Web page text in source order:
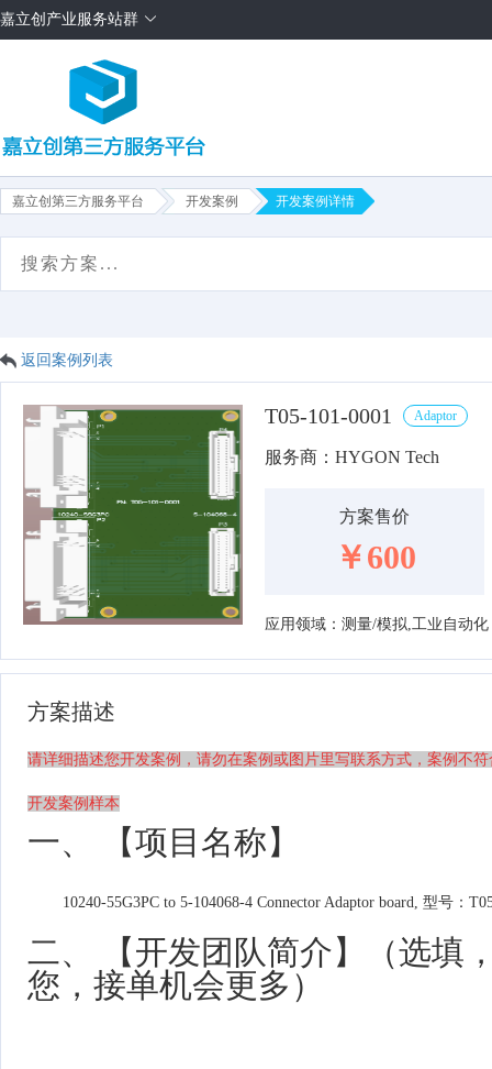
嘉立创产业服务站群
方案售卖
嘉立创第三方服务平台 开发案例 开发案例详情
返回案例列表
T05-101-0001 Adaptor
服务商：HYGON Tech
方案售价
￥600
应用领域：测量/模拟,工业自动化
方案描述
请详细描述您开发案例，请勿在案例或图片里写联系方式，案例不
开发案例样本
一、 【项目名称】
10240-55G3PC to 5-104068-4 Connector Adaptor board, 型号：
二、 【开发团队简介】（选填
您，接单机会更多）